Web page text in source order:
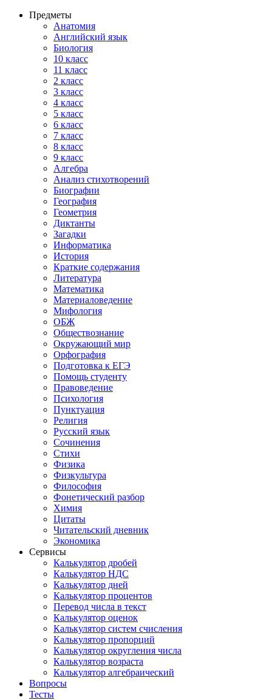
Предметы
Анатомия
Английский язык
Биология
10 класс
11 класс
2 класс
3 класс
4 класс
5 класс
6 класс
7 класс
8 класс
9 класс
Алгебра
Анализ стихотворений
Биографии
География
Геометрия
Диктанты
Загадки
Информатика
История
Краткие содержания
Литература
Математика
Материаловедение
Мифология
ОБЖ
Обществознание
Окружающий мир
Орфография
Подготовка к ЕГЭ
Помощь студенту
Правоведение
Психология
Пунктуация
Религия
Русский язык
Сочинения
Стихи
Физика
Физкультура
Философия
Фонетический разбор
Химия
Цитаты
Читательский дневник
Экономика
Сервисы
Калькулятор дробей
Калькулятор НДС
Калькулятор дней
Калькулятор процентов
Перевод числа в текст
Калькулятор оценок
Калькулятор систем счисления
Калькулятор пропорций
Калькулятор округления числа
Калькулятор возраста
Калькулятор алгебраический
Вопросы
Тесты